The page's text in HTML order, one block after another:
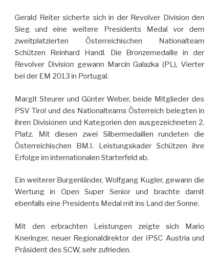
Gerald Reiter sicherte sich in der Revolver Division den
Sieg und eine weitere Presidents Medal vor dem
zweitplatzierten Österreichischen Nationalteam
Schützen Reinhard Handl. Die Bronzemedaille in der
Revolver Division gewann Marcin Galazka (PL), Vierter
bei der EM 2013 in Portugal.
Margit Steurer und Günter Weber, beide Mitglieder des
PSV Tirol und des Nationalteams Österreich belegten in
ihren Divisionen und Kategorien den ausgezeichneten 2.
Platz. Mit diesen zwei Silbermedaillen rundeten die
Österreichischen BM.I. Leistungskader Schützen ihre
Erfolge im internationalen Starterfeld ab.
Ein weiterer Burgenländer, Wolfgang Kugler, gewann die
Wertung in Open Super Senior und brachte damit
ebenfalls eine Presidents Medal mit ins Land der Sonne.
Mit den erbrachten Leistungen zeigte sich Mario
Kneringer, neuer Regionaldirektor der IPSC Austria und
Präsident des SCW, sehr zufrieden.